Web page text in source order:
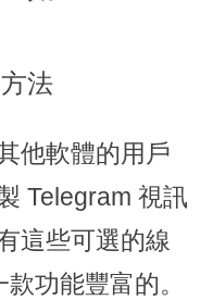
法
他軟體的用戶
Telegram 視訊
這些可選的線
功能豐富的。